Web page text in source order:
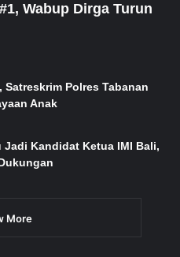
Wabup Dirga Turun
Polres Tabanan
Anak
Jadi Kandidat Ketua IMI Bali,
More